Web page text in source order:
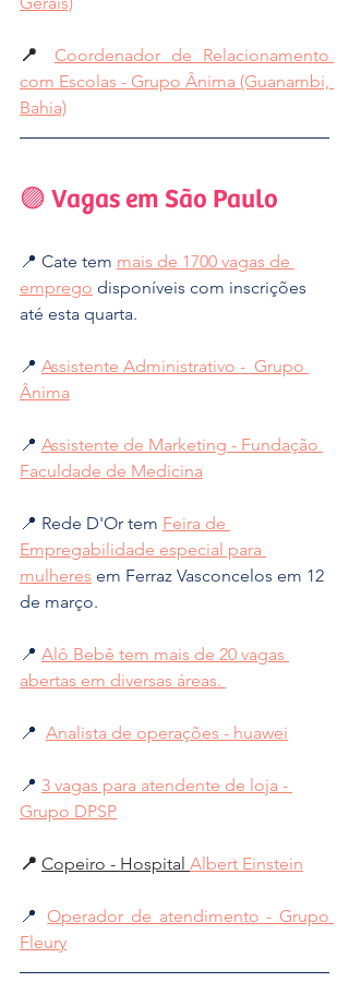
📍 Coordenador de Relacionamento
com Escolas - Grupo Ânima (Guanambi,
Bahia)
🟣 Vagas em São Paulo
📍 Cate tem mais de 1700 vagas de
emprego disponíveis com inscrições
até esta quarta.
📍 Assistente Administrativo -  Grupo
Ânima
📍 Assistente de Marketing - Fundação
Faculdade de Medicina
📍 Rede D'Or tem Feira de
Empregabilidade especial para
mulheres em Ferraz Vasconcelos em 12
de março.
📍 Alô Bebê tem mais de 20 vagas
abertas em diversas áreas.
📍 Analista de operações - huawei
📍 3 vagas para atendente de loja -
Grupo DPSP
📍 Copeiro - Hospital Albert Einstein
📍 Operador de atendimento - Grupo
Fleury